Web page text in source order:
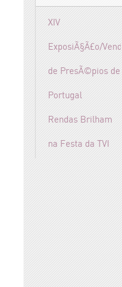
XIV
ExposiÃ§Ã£o/Venda
de PresÃ©pios de
Portugal
Rendas Brilham
na Festa da TVI